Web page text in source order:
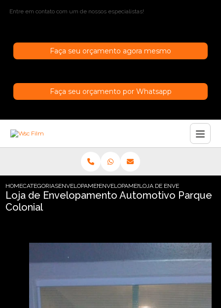
Entre em contato com um de nossos especialistas!
Faça seu orçamento agora mesmo
Faça seu orçamento por Whatsapp
HOMECATEGORIASENVELOPAMENTO AUTOMOTIVO
ENVELOPAMENTO AUTOMOTIVO INCOLOR
LOJA DE ENVELOPAMENTO
Loja de Envelopamento Automotivo Parque
Colonial